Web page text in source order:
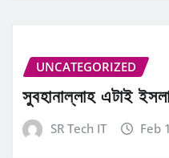
UNCATEGORIZED
সুবহানাল্লাহ এটাই
SR Tech IT Feb